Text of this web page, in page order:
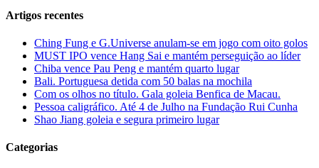
Artigos recentes
Ching Fung e G.Universe anulam-se em jogo com oito golos
MUST IPO vence Hang Sai e mantém perseguição ao líder
Chiba vence Pau Peng e mantém quarto lugar
Bali. Portuguesa detida com 50 balas na mochila
Com os olhos no título. Gala goleia Benfica de Macau.
Pessoa caligráfico. Até 4 de Julho na Fundação Rui Cunha
Shao Jiang goleia e segura primeiro lugar
Categorias